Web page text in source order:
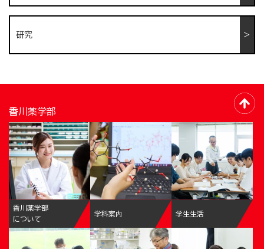
研究
香川薬学部
香川薬学部
について
学科案内 学生生活